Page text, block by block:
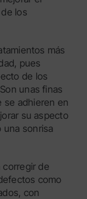
los
más
pues
de los
unas finas
se adhieren en
su aspecto
una sonrisa
corregir de
como
con